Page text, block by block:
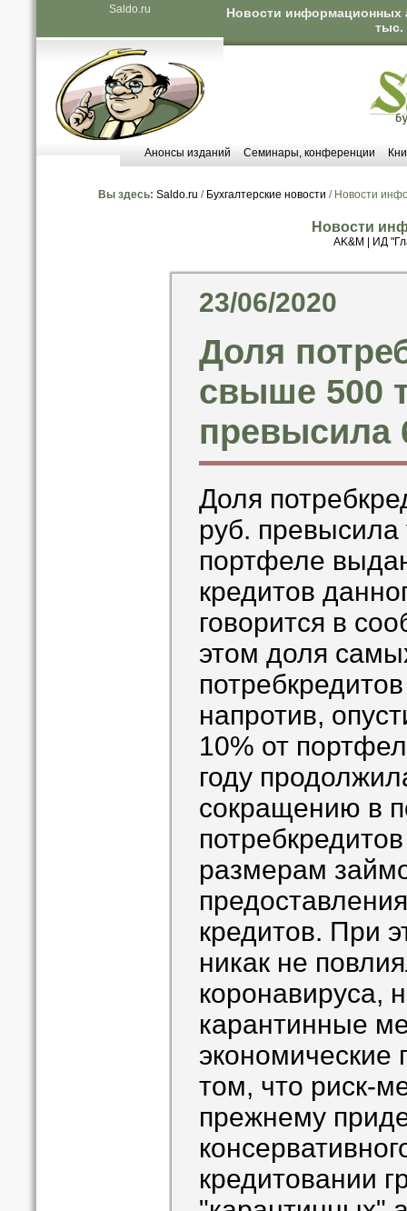
Saldo.ru
Новости информационных
тыс.
Анонсы изданий Семинары, конференции
Вы здесь: Saldo.ru / Бухгалтерские новости / Новости
Новости
AK&M ИД
23/06/2020
Доля
свыше 500
превысила
Доля
руб. превысила
портфеле
кредитов
говорится в
этом доля
напротив,
10% от
году
сокращению в
размерам
кредитов. При
никак не
коронавируса,
карантинные
экономические
том, что риск-
прежнему
кредитовании